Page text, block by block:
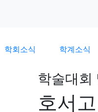
학회소식 학계소식
학술대회
호서